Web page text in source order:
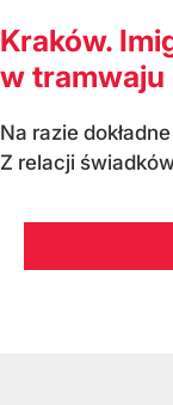
Kraków.
w tramwaju
Na razie
Z relacji